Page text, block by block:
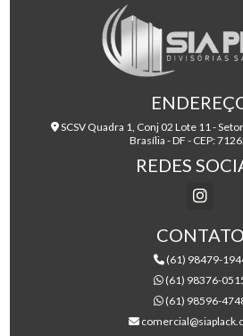
SCSV Quadra 1, Conj 02 Lote 11 -
Brasília - DF - CEP:
REDES
CONTATO
(61) 98479-
(61) 98376-
(61) 98596-